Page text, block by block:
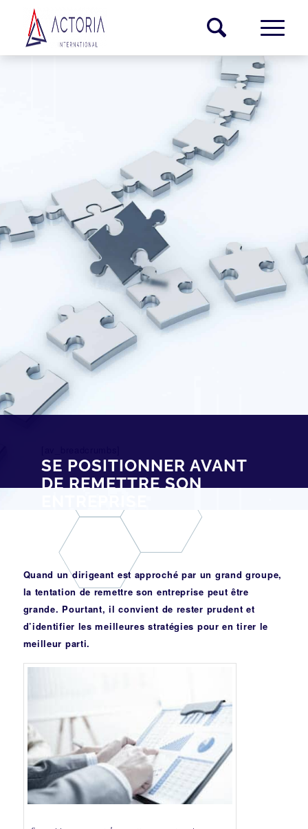
SE POSITIONNER AVANT
DE REMETTRE SON
Quand un dirigeant est approché par un grand groupe,
la tentation de remettre son entreprise peut être
grande. Pourtant, il convient de rester prudent et
d’identifier les meilleures stratégies pour en tirer le
meilleur parti.